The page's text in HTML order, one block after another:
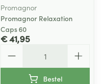
Promagnor
Promagnor Relaxation
Caps 60
€ 41,95
Bestel